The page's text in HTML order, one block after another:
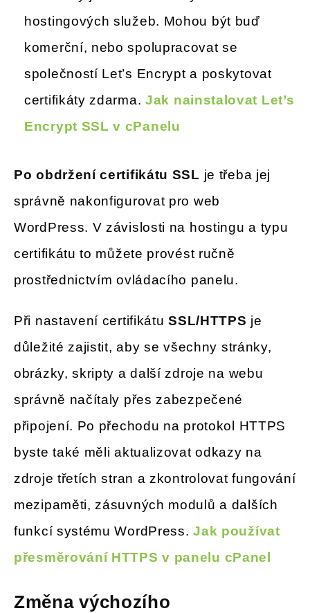
hostingových služeb. Mohou být buď
komerční, nebo spolupracovat se
společností Let’s Encrypt a poskytovat
certifikáty zdarma. Jak nainstalovat Let’s
Encrypt SSL v cPanelu
Po obdržení certifikátu SSL je třeba jej
správně nakonfigurovat pro web
WordPress. V závislosti na hostingu a typu
certifikátu to můžete provést ručně
prostřednictvím ovládacího panelu.
Při nastavení certifikátuSSL/HTTPS je
důležité zajistit, aby se všechny stránky,
obrázky, skripty a další zdroje na webu
správně načítaly přes zabezpečené
připojení. Po přechodu na protokol HTTPS
byste také měli aktualizovat odkazy na
zdroje třetích stran a zkontrolovat fungování
mezipaměti, zásuvných modulů a dalších
funkcí systému WordPress.Jak používat
přesměrování HTTPS v panelu cPanel
Změna výchozího